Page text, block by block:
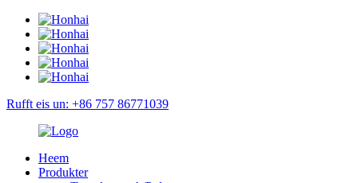
Rufft eis un: +86 757 86771039
Heem
Produkter